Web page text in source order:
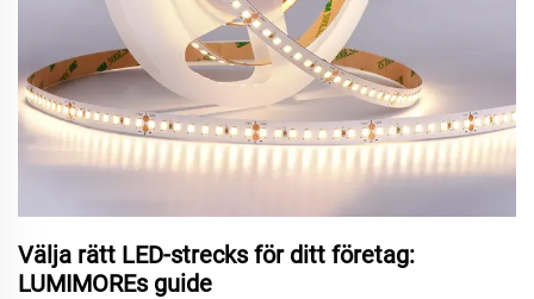
Välja rätt LED-strecks för ditt företag:
LUMIMOREs guide